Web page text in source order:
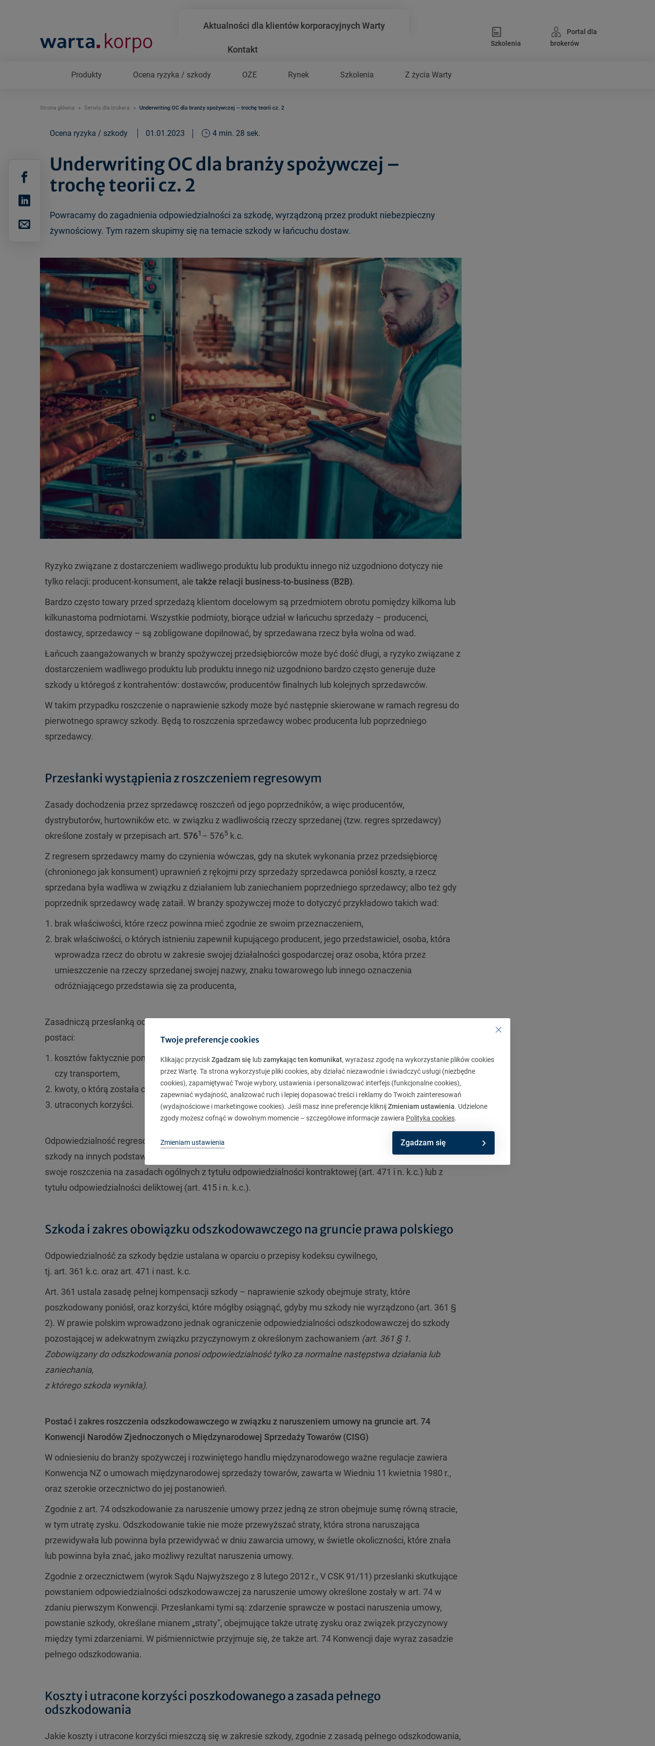
Aktualności dla klientów korporacyjnych Warty
Produkty Ocena ryzyka / szkody OZE Rynek Szkolenia Z życia Warty
Kontakt
Szkolenia
Portal dla
brokerów
Strona główna Serwis dla brokera Underwriting OC dla branży spożywczej – trochę teorii cz. 2
Ocena ryzyka / szkody 01.01.2023 4 min. 28 sek.
Underwriting OC dla branży spożywczej –
trochę teorii cz. 2
Powracamy do zagadnienia odpowiedzialności za szkodę, wyrządzoną przez produkt niebezpieczny
żywnościowy. Tym razem skupimy się na temacie szkody w łańcuchu dostaw.
Ryzyko związane z dostarczeniem wadliwego produktu lub produktu innego niż uzgodniono dotyczy nie
tylko relacji: producent-konsument, ale także relacji business-to-business (B2B).
Bardzo często towary przed sprzedażą klientom docelowym są przedmiotem obrotu pomiędzy kilkoma lub
kilkunastoma podmiotami. Wszystkie podmioty, biorące udział w łańcuchu sprzedaży – producenci,
dostawcy, sprzedawcy – są zobligowane dopilnować, by sprzedawana rzecz była wolna od wad.
Łańcuch zaangażowanych w branży spożywczej przedsiębiorców może być dość długi, a ryzyko związane z
dostarczeniem wadliwego produktu lub produktu innego niż uzgodniono bardzo często generuje duże
szkody u któregoś z kontrahentów: dostawców, producentów finalnych lub kolejnych sprzedawców.
W takim przypadku roszczenie o naprawienie szkody może być następnie skierowane w ramach regresu do
pierwotnego sprawcy szkody. Będą to roszczenia sprzedawcy wobec producenta lub poprzedniego
sprzedawcy.
Przesłanki wystąpienia z roszczeniem regresowym
Zasady dochodzenia przez sprzedawcę roszczeń od jego poprzedników, a więc producentów,
dystrybutorów, hurtowników etc. w związku z wadliwością rzeczy sprzedanej (tzw. regres sprzedawcy)
określone zostały w przepisach art. 5761 – 5765 k.c.
Z regresem sprzedawcy mamy do czynienia wówczas, gdy na skutek wykonania przez przedsiębiorcę
(chronionego jak konsument) uprawnień z rękojmi przy sprzedaży sprzedawca poniósł koszty, a rzecz
sprzedana była wadliwa w związku z działaniem lub zaniechaniem poprzedniego sprzedawcy; albo też gdy
poprzednik sprzedawcy wadę zataił. W branży spożywczej może to dotyczyć przykładowo takich wad:
brak właściwości, które rzecz powinna mieć zgodnie ze swoim przeznaczeniem,
brak właściwości, o których istnieniu zapewnił kupującego producent, jego przedstawiciel, osoba, która
wprowadza rzecz do obrotu w zakresie swojej działalności gospodarczej oraz osoba, która przez
umieszczenie na rzeczy sprzedanej swojej nazwy, znaku towarowego lub innego oznaczenia
odróżniającego przedstawia się za producenta,
Zasadniczą przesłanką odpowiedzialności poprzedniego sprzedawcy jest szkoda, w szczególności w
postaci:
kosztów faktycznie poniesionych przez sprzedawcę, tj. związanych z wymianą rzeczy / usunięciem wady
czy transportem,
kwoty, o którą została obniżona cena,
utraconych korzyści.
Odpowiedzialność regresowa nie wyłącza możliwości dochodzenia przez sprzedawcę żądania naprawienia
szkody na innych podstawach, o czym stanowi art.
k.c. W konsekwencji sprzedawca może realizować
swoje roszczenia na zasadach ogólnych z tytułu odpowiedzialności kontraktowej (art. 471 i n. k.c.) lub z
tytułu odpowiedzialności deliktowej (art. 415 i n. k.c.).
Szkoda i zakres obowiązku odszkodowawczego na gruncie prawa polskiego
Odpowiedzialność za szkody będzie ustalana w oparciu o przepisy kodeksu cywilnego,
tj. art. 361 k.c. oraz art. 471 i nast. k.c.
Art. 361 ustala zasadę pełnej kompensacji szkody – naprawienie szkody obejmuje straty, które
poszkodowany poniósł, oraz korzyści, które mógłby osiągnąć, gdyby mu szkody nie wyrządzono (art. 361 §
2). W prawie polskim wprowadzono jednak ograniczenie odpowiedzialności odszkodowawczej do szkody
pozostającej w adekwatnym związku przyczynowym z określonym zachowaniem (art. 361 § 1.
Zobowiązany do odszkodowania ponosi odpowiedzialność tylko za normalne następstwa działania lub
zaniechania,
z którego szkoda wynikła).
Postać i zakres roszczenia odszkodowawczego w związku z naruszeniem umowy na gruncie art. 74
Konwencji Narodów Zjednoczonych o Międzynarodowej Sprzedaży Towarów (CISG)
W odniesieniu do branży spożywczej i rozwiniętego handlu międzynarodowego ważne regulacje zawiera
Konwencja NZ o umowach międzynarodowej sprzedaży towarów, zawarta w Wiedniu 11 kwietnia 1980 r.,
oraz szerokie orzecznictwo do jej postanowień.
Zgodnie z art. 74 odszkodowanie za naruszenie umowy przez jedną ze stron obejmuje sumę równą stracie,
w tym utratę zysku. Odszkodowanie takie nie może przewyższać straty, która strona naruszająca
przewidywała lub powinna była przewidywać w dniu zawarcia umowy, w świetle okoliczności, które znała
lub powinna była znać, jako możliwy rezultat naruszenia umowy.
Zgodnie z orzecznictwem (wyrok Sądu Najwyższego z 8 lutego 2012 r., V CSK 91/11) przesłanki skutkujące
powstaniem odpowiedzialności odszkodowawczej za naruszenie umowy określone zostały w art. 74 w
zdaniu pierwszym Konwencji. Przesłankami tymi są: zdarzenie sprawcze w postaci naruszenia umowy,
powstanie szkody, określane mianem „straty”, obejmujące także utratę zysku oraz związek przyczynowy
między tymi zdarzeniami. W piśmiennictwie przyjmuje się, że także art. 74 Konwencji daje wyraz zasadzie
pełnego odszkodowania.
Koszty i utracone korzyści poszkodowanego a zasada pełnego
odszkodowania
Jakie koszty i utracone korzyści mieszczą się w zakresie szkody, zgodnie z zasadą pełnego odszkodowania,
Twoje preferencje cookies
Klikając przyciskZgadzam się lubzamykając ten komunikat, wyrażasz zgodę na wykorzystanie plików cookies
przez Wartę. Ta strona wykorzystuje pliki cookies, aby działać niezawodnie i świadczyć usługi (niezbędne
cookies), zapamiętywać Twoje wybory, ustawienia i personalizować interfejs (funkcjonalne cookies),
zapewniać wydajność, analizować ruch i lepiej dopasować treści i reklamy do Twoich zainteresowań
(wydajnościowe i marketingowe cookies). Jeśli masz inne preferencje kliknijZmieniam ustawienia. Udzielone
zgody możesz cofnąć w dowolnym momencie – szczegółowe informacje zawiera Polityka cookies.
Zmieniam ustawienia Zgadzam się